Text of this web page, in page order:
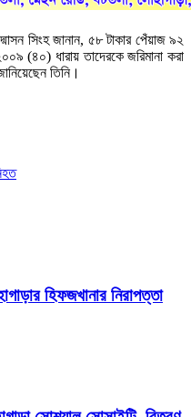
সিংহ জানান, ৫৮ টাকার পেঁয়াজ ৯২
(৪০) ধারায় তাদেরকে জরিমানা করা
তিনি।
হিফজখানার নিরাপত্তা